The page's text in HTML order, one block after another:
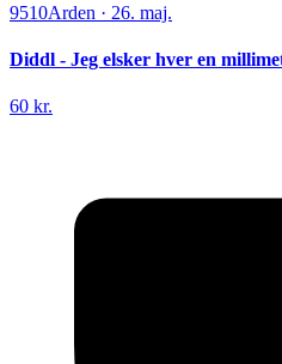
9510Arden · 26. maj.
Diddl - Jeg elsker hver en
60 kr.